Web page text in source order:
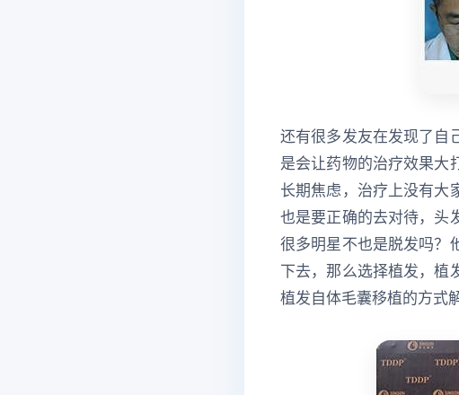
还有很多发友在发现了自
是会让药物的治疗效果大
长期焦虑，治疗上没有大
也是要正确的去对待，头
很多明星不也是脱发吗？
下去，那么选择植发，植
植发自体毛囊移植的方式解